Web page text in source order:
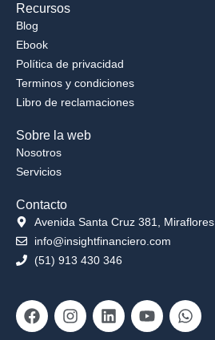
Recursos
Blog
Ebook
Política de privacidad
Terminos y condiciones
Libro de reclamaciones
Sobre la web
Nosotros
Servicios
Contacto
Avenida Santa Cruz 381, Miraflores
info@insightfinanciero.com
(51) 913 430 346